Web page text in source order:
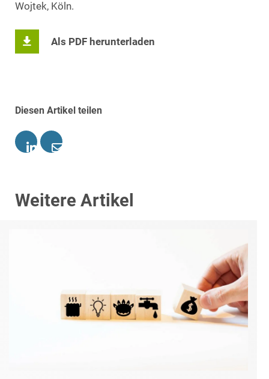
Wojtek, Köln.
Als PDF herunterladen
Diesen Artikel teilen
Weitere Artikel